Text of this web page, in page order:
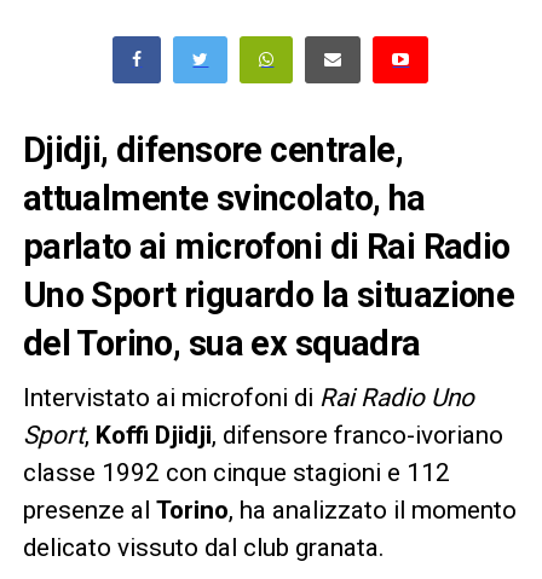
Djidji, difensore centrale,
attualmente svincolato, ha
parlato ai microfoni di Rai Radio
Uno Sport riguardo la situazione
del Torino, sua ex squadra
Intervistato ai microfoni di Rai Radio Uno
Sport, Koffi Djidji, difensore franco-ivoriano
classe 1992 con cinque stagioni e 112
presenze al Torino, ha analizzato il momento
delicato vissuto dal club granata.